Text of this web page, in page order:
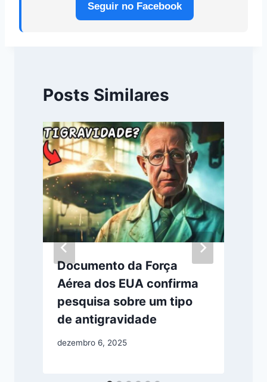
Seguir no Facebook
Posts Similares
Documento da Força
Aérea dos EUA confirma
pesquisa sobre um tipo
de antigravidade
dezembro 6, 2025